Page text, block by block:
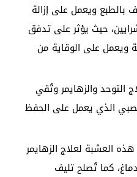
بالطبع ويعمل على إزالة
حيث يؤثر على تدفق
ويعمل على الوقاية من
التوحد والزهايمر وتُقي
الذي يعمل على الحفظ
العشبة لعلاج الزهايمر
كما تُصلح تليف